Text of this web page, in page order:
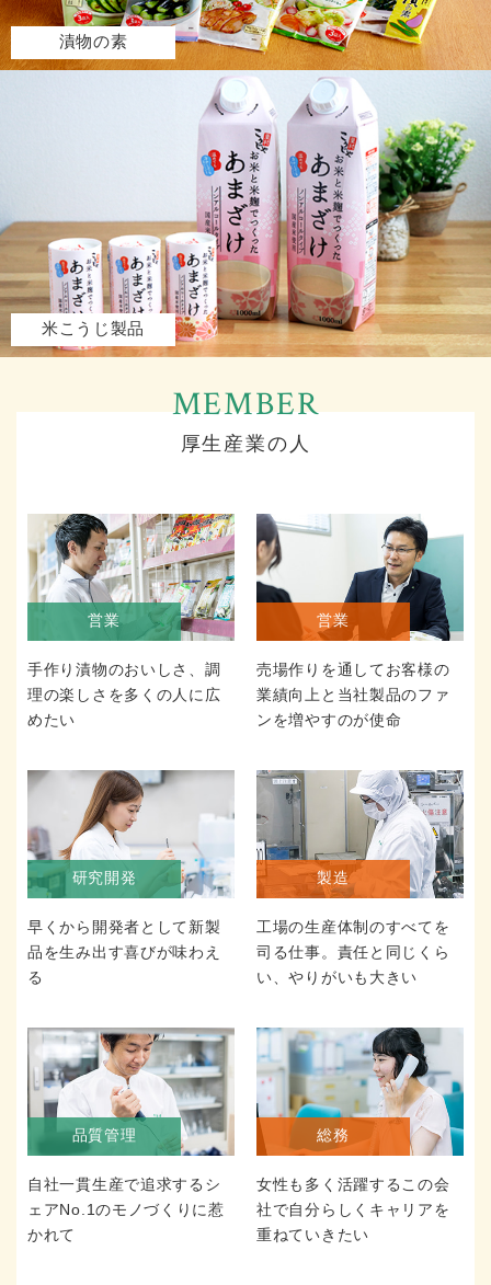
漬物の素
米こうじ製品
厚生産業の人
営業
手作り漬物のおいしさ、調
理の楽しさを多くの人に広
めたい
営業
売場作りを通してお客様の
業績向上と当社製品のファ
ンを増やすのが使命
研究開発
早くから開発者として新製
品を生み出す喜びが味わえ
る
製造
工場の生産体制のすべてを
司る仕事。責任と同じくら
い、やりがいも大きい
品質管理
自社一貫生産で追求するシ
ェアNo.1のモノづくりに惹
かれて
総務
女性も多く活躍するこの会
社で自分らしくキャリアを
重ねていきたい